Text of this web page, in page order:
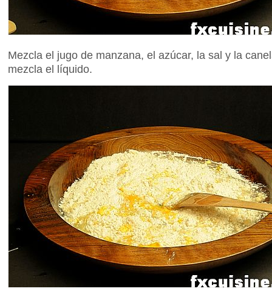
Mezcla el jugo de manzana, el azúcar, la sal y la
mezcla el líquido.